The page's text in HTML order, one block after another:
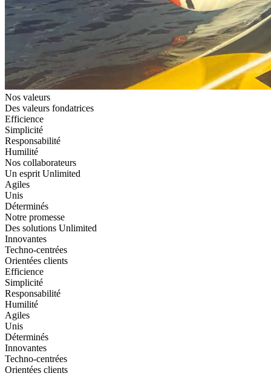
Nos valeurs
Des valeurs fondatrices
Efficience
Simplicité
Responsabilité
Humilité
Nos collaborateurs
Un esprit Unlimited
Agiles
Unis
Déterminés
Notre promesse
Des solutions Unlimited
Innovantes
Techno-centrées
Orientées clients
Efficience
Simplicité
Responsabilité
Humilité
Agiles
Unis
Déterminés
Innovantes
Techno-centrées
Orientées clients